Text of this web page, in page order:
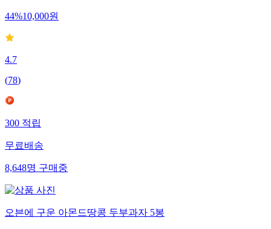
44%10,000원
4.7
(78)
300 적립
무료배송
8,648명 구매중
오븐에 구운 아몬드땅콩 두부과자 5봉